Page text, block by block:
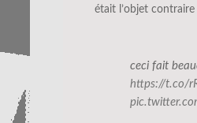
était l’objet contraire
ceci fait
https://t.co/